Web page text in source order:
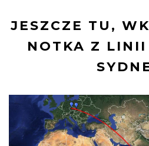
JESZCZE TU,
NOTKA Z LINII